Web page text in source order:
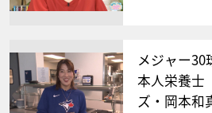
メジャー30
本人栄養
ズ・岡本和